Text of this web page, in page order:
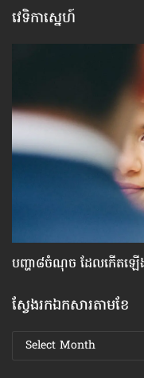
វេទិកាស្នេហ៍
បញ្ហា៨ចំណុច ​ដែល​កើត​ឡើ
ស្វែងរកឯកសារតាមខែ
ស្វែងរក
ឯកសារ